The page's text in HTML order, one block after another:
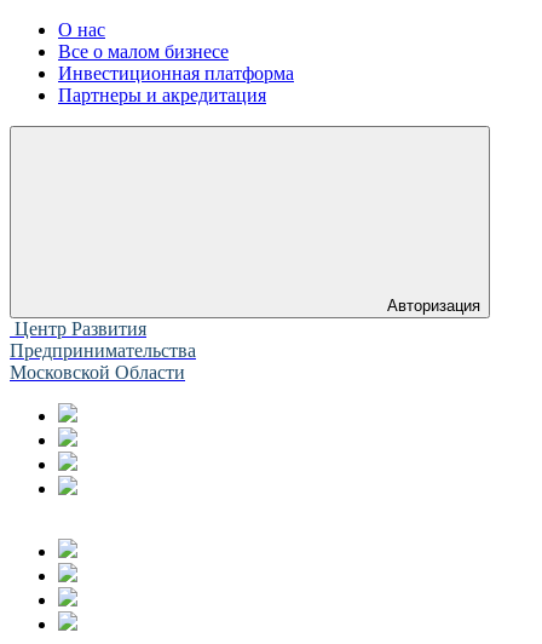
О нас
Все о малом бизнесе
Инвестиционная платформа
Партнеры и акредитация
Авторизация
Центр Развития
Предпринимательства
Московской Области